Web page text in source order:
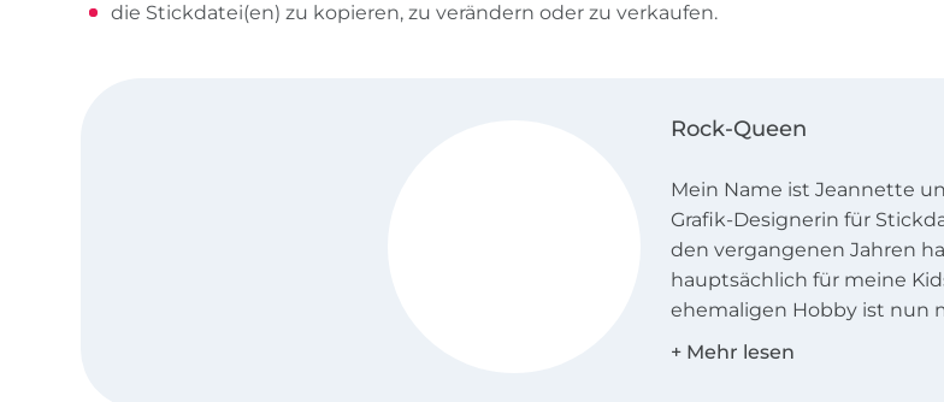
die Stickdatei(en) zu kopieren, zu verändern oder zu verkaufen.
Rock-Queen
Mein Name ist Jeannette
Grafik-Designerin für
den vergangenen Jahren
hauptsächlich für meine
ehemaligen Hobby ist nun
bin bereits im 12. Jahr kreativ.